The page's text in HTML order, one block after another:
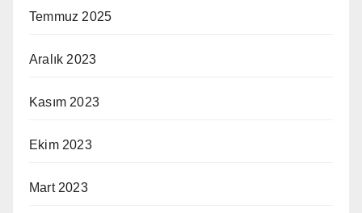
Temmuz 2025
Aralık 2023
Kasım 2023
Ekim 2023
Mart 2023